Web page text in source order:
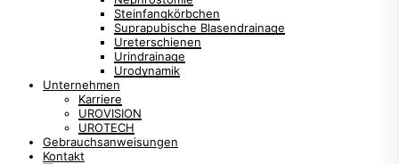
Steinfangkörbchen
Suprapubische Blasendrainage
Ureterschienen
Urindrainage
Urodynamik
Unternehmen
Karriere
UROVISION
UROTECH
Gebrauchsanweisungen
Kontakt